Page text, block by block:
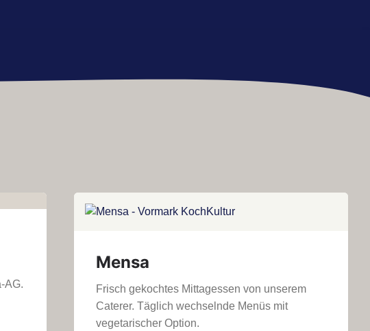
AG.
Mensa
Frisch gekochtes Mittagessen von unserem
Caterer. Täglich wechselnde Menüs mit
vegetarischer Option.